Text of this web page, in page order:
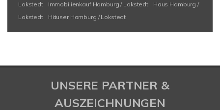
Lokstedt
Immobilienkauf Hamburg / Lokstedt
Haus Hamburg /
Lokstedt
Häuser Hamburg / Lokstedt
UNSERE PARTNER &
AUSZEICHNUNGEN